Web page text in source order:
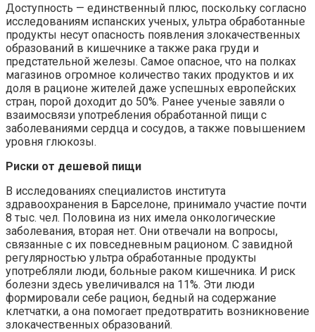
Доступность — единственный плюс, поскольку согласно
исследованиям испанских ученых, ультра обработанные
продукты несут опасность появления злокачественных
образований в кишечнике а также рака груди и
предстательной железы. Самое опасное, что на полках
магазинов огромное количество таких продуктов и их
доля в рационе жителей даже успешных европейских
стран, порой доходит до 50%. Ранее ученые завяли о
взаимосвязи употребления обработанной пищи с
заболеваниями сердца и сосудов, а также повышением
уровня глюкозы.
Риски от дешевой пищи
В исследованиях специалистов института
здравоохранения в Барселоне, принимало участие почти
8 тыс. чел. Половина из них имела онкологические
заболевания, вторая нет. Они отвечали на вопросы,
связанные с их повседневным рационом. С завидной
регулярностью ультра обработанные продукты
употребляли люди, больные раком кишечника. И риск
болезни здесь увеличивался на 11%. Эти люди
формировали себе рацион, бедный на содержание
клетчатки, а она помогает предотвратить возникновение
злокачественных образований.